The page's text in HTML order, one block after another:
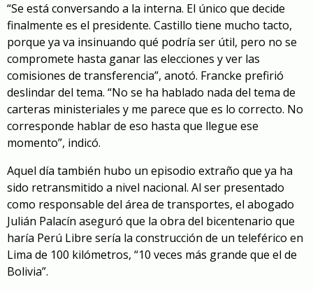
“Se está conversando a la interna. El único que decide
finalmente es el presidente. Castillo tiene mucho tacto,
porque ya va insinuando qué podría ser útil, pero no se
compromete hasta ganar las elecciones y ver las
comisiones de transferencia”, anotó. Francke prefirió
deslindar del tema. “No se ha hablado nada del tema de
carteras ministeriales y me parece que es lo correcto. No
corresponde hablar de eso hasta que llegue ese
momento”, indicó.
Aquel día también hubo un episodio extraño que ya ha
sido retransmitido a nivel nacional. Al ser presentado
como responsable del área de transportes, el abogado
Julián Palacín aseguró que la obra del bicentenario que
haría Perú Libre sería la construcción de un teleférico en
Lima de 100 kilómetros, “10 veces más grande que el de
Bolivia”.